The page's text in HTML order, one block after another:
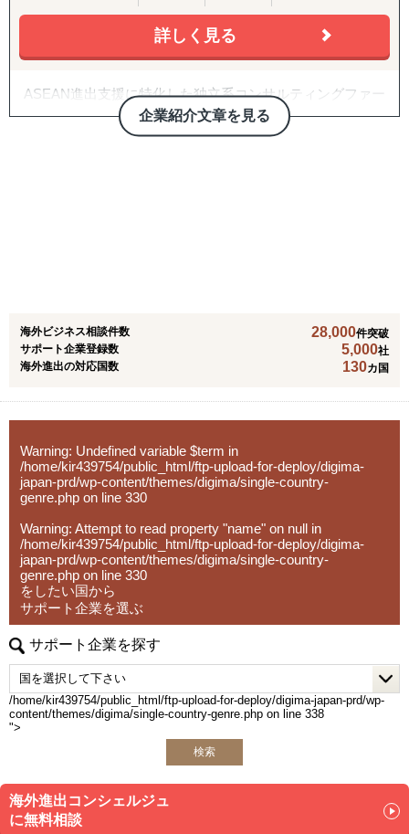
B2B深耕：
新規アプローチ継続、契約締結アドバイス・交渉支援（売
B2C/プロモーション：
Amazon広告運用・コンテンツ強化・商品数拡大、インフ
ルエンサーマーケ、クラウドファンディング、SNS運用代
で、企業規模を問わずに多様な海外進出ニーズに応じたソ
品/店舗サービス/エンターテイメントなど）で、3,000件以
上の豊富なプロジェクト実績を有する
ランスフォーメーションに係るトータルサポート
④ 市場環境変動に即した手触り感あるインサイトを抽出す
る海外市場調査＆参入戦略構築
び、直接材＆間接材の調達コスト削減
詳しく見る
企業紹介文章を見る
ASEAN進出支援に特化した独立系コンサルティングファー
ム（法人設立、会計・税務、企業買収、AI開発等）
豊富な経験と現地での最先端の知識・情報・コネクション
を元に、東南アジア圏に特化した経営コンサルティングサ
ービスを提供し、旬なクライアント企業の経営課題に全力
■海外市場調査業務
海外市場調査・進出戦略策定支援
販売代理店＆パートナー発掘 (B2B)
ア）
■経営コンサルティング（進出済企業様向け）
各種取引に伴う国際税務アドバイス・意見書
契約書Review（及び必要であればパートナー交渉業務）
現地人事・労務コンサルティング
■M&Aアドバイザリー
ASEAN M&A”独占”「売」案件の情報提供
現地法人設立
現地法人運営支援業務（記帳代行、税務、監査、給与計
海外ビジネス相談件数 28,000件突破
サポート企業登録数
5,000社
海外進出の対応国数
130カ国
Warning: Undefined variable $term in
/home/kir439754/public_html/ftp-upload-for-deploy/digima-
japan-prd/wp-content/themes/digima/single-country-
genre.php on line 330
Warning: Attempt to read property "name" on null in
/home/kir439754/public_html/ftp-upload-for-deploy/digima-
japan-prd/wp-content/themes/digima/single-country-
genre.php on line 330
をしたい国から
サポート企業を選ぶ
サポート企業を探す
/home/kir439754/public_html/ftp-upload-for-deploy/digima-japan-prd/wp-
content/themes/digima/single-country-genre.php on line 338
">
検索
海外進出コンシェルジュ
に無料相談